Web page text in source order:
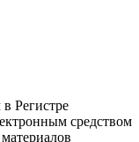
Регистре
средством